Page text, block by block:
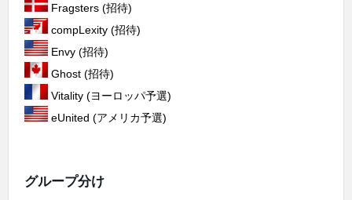
Fragsters (招待)
compLexity (招待)
Envy (招待)
Ghost (招待)
Vitality (ヨーロッパ予選)
eUnited (アメリカ予選)
グループ分け